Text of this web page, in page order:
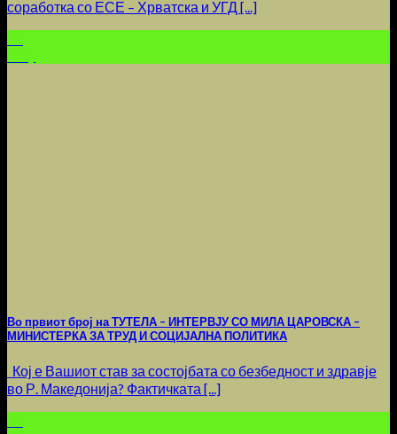
соработка со ЕСЕ – Хрватска и УГД [...]
Во првиот број на ТУТЕЛА – ИНТЕРВЈУ СО МИЛА ЦАРОВСКА –
МИНИСТЕРКА ЗА ТРУД И СОЦИЈАЛНА ПОЛИТИКА
Кој е Вашиот став за состојбата со безбедност и здравје
во Р. Македонија? Фактичката [...]